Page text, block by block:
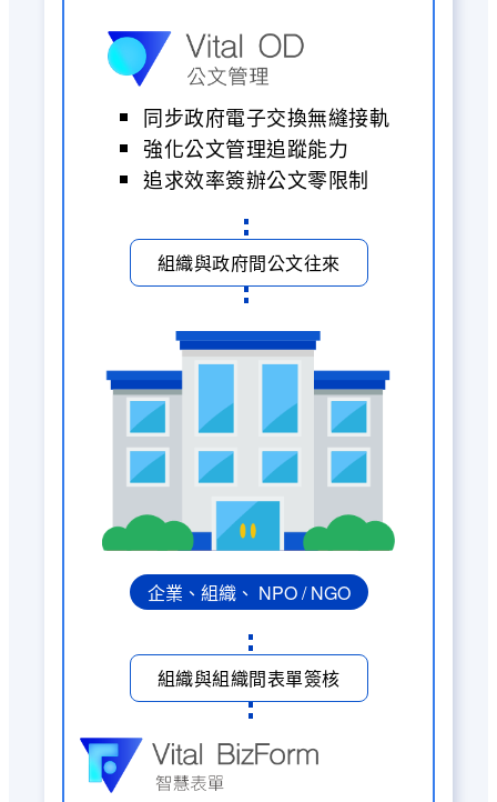
同步政府電子交換無縫接軌
強化公文管理追蹤能力
追求效率簽辦公文零限制
組織與政府間公文往來
企業、組織、 NPO / NGO
組織與組織間表單簽核